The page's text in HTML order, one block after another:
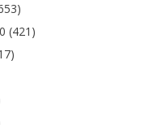
(421)